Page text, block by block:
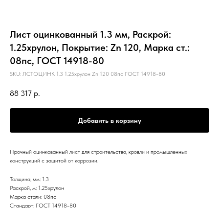
Лист оцинкованный 1.3 мм, Раскрой:
1.25хрулон, Покрытие: Zn 120, Марка ст.:
08пс, ГОСТ 14918-80
SKU: ЛСТОЦИНК 1.3 1.25хрулон Zn 120 08пс ГОСТ 14918-80
88 317 р.
Добавить в корзину
Прочный оцинкованный лист для строительства, кровли и промышленных
конструкций с защитой от коррозии.
Толщина, мм: 1.3
Раскрой, м: 1.25хрулон
Марка стали: 08пс
Стандарт: ГОСТ 14918-80